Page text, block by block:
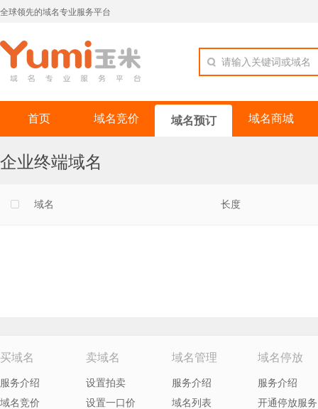
全球领先的域名专业服务平台
请输入关键词或域名
首页 域名竞价 域名预订 域名商城
企业终端域名
域名 长度
买域名
服务介绍
域名竞价
卖域名
设置拍卖
设置一口价
域名管理
服务介绍
域名列表
域名停放
服务介绍
开通停放服务